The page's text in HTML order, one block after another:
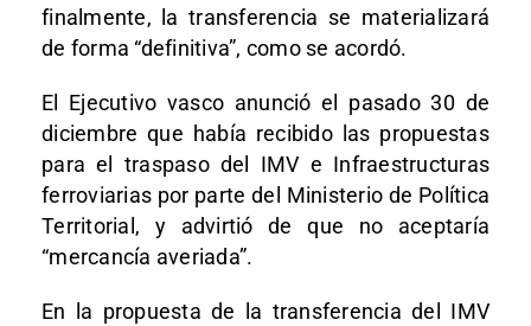
finalmente, la transferencia se materializará
de forma “definitiva”, como se acordó.
El Ejecutivo vasco anunció el pasado 30 de
diciembre que había recibido las propuestas
para el traspaso del IMV e Infraestructuras
ferroviarias por parte del Ministerio de Política
Territorial, y advirtió de que no aceptaría
“mercancía averiada”.
En la propuesta de la transferencia del IMV